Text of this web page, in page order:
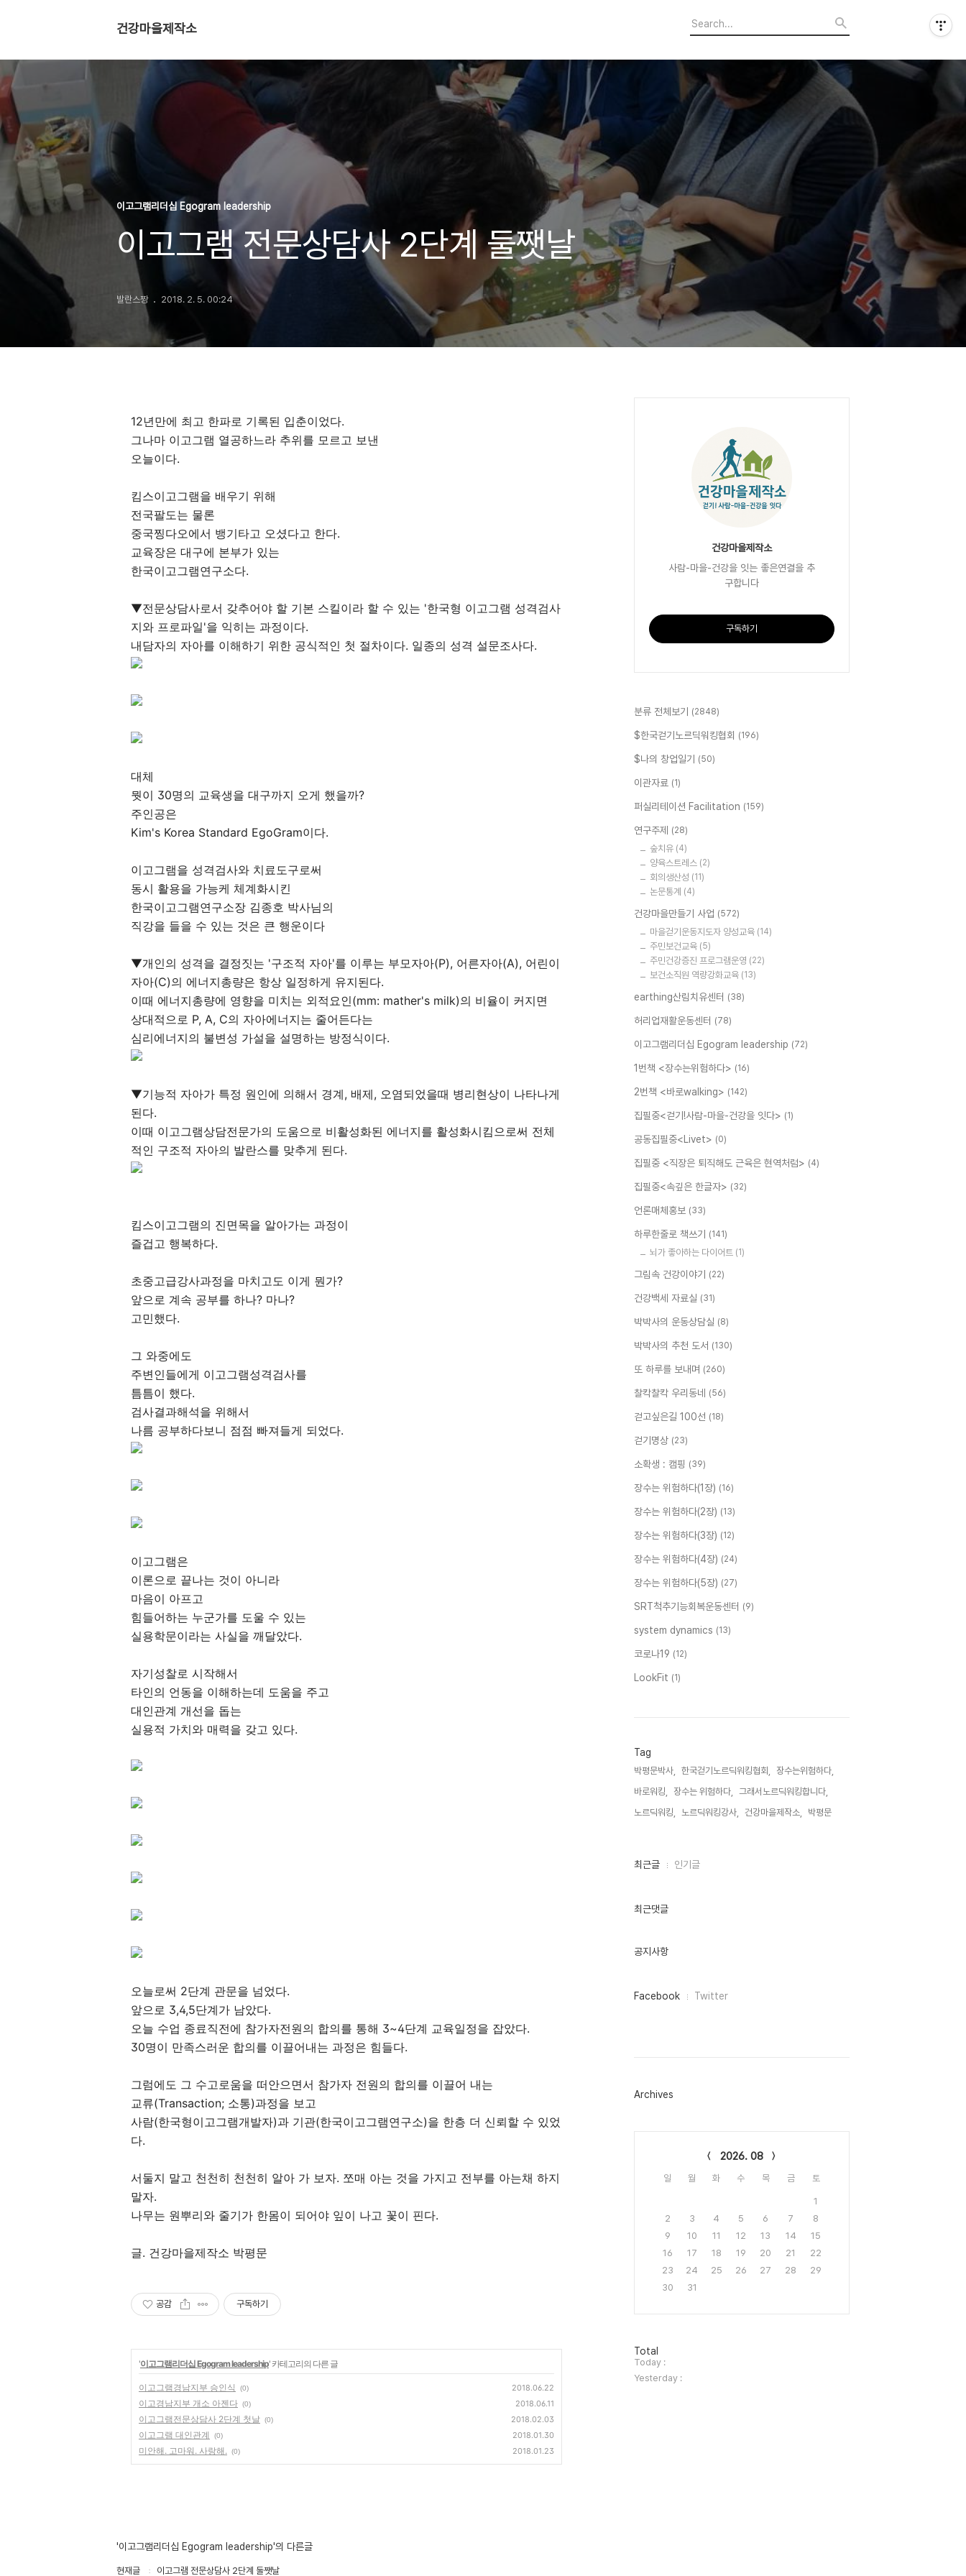
건강마을제작소
이고그램리더십 Egogram leadership
이고그램 전문상담사 2단계 둘쨋날
발란스짱 2018. 2. 5. 00:24
12년만에 최고 한파로 기록된 입춘이었다.
그나마 이고그램 열공하느라 추위를 모르고 보낸
오늘이다.
킴스이고그램을 배우기 위해
전국팔도는 물론
중국찡다오에서 뱅기타고 오셨다고 한다.
교육장은 대구에 본부가 있는
한국이고그램연구소다.
▼전문상담사로서 갖추어야 할 기본 스킬이라 할 수 있는 '한국형 이고그램 성격검사
지와 프로파일'을 익히는 과정이다.
내담자의 자아를 이해하기 위한 공식적인 첫 절차이다. 일종의 성격 설문조사다.
대체
뭣이 30명의 교육생을 대구까지 오게 했을까?
주인공은
Kim's Korea Standard EgoGram이다.
이고그램을 성격검사와 치료도구로써
동시 활용을 가능케 체계화시킨
한국이고그램연구소장 김종호 박사님의
직강을 들을 수 있는 것은 큰 행운이다
▼개인의 성격을 결정짓는 '구조적 자아'를 이루는 부모자아(P), 어른자아(A), 어린이
자아(C)의 에너지총량은 항상 일정하게 유지된다.
이때 에너지총량에 영향을 미치는 외적요인(mm: mather's milk)의 비율이 커지면
상대적으로 P, A, C의 자아에너지는 줄어든다는
심리에너지의 불변성 가설을 설명하는 방정식이다.
▼기능적 자아가 특정 원인에 의해서 경계, 배제, 오염되었을때 병리현상이 나타나게
된다.
이때 이고그램상담전문가의 도움으로 비활성화된 에너지를 활성화시킴으로써 전체
적인 구조적 자아의 발란스를 맞추게 된다.
킴스이고그램의 진면목을 알아가는 과정이
즐겁고 행복하다.
초중고급강사과정을 마치고도 이게 뭔가?
앞으로 계속 공부를 하나? 마나?
고민했다.
그 와중에도
주변인들에게 이고그램성격검사를
틈틈이 했다.
검사결과해석을 위해서
나름 공부하다보니 점점 빠져들게 되었다.
이고그램은
이론으로 끝나는 것이 아니라
마음이 아프고
힘들어하는 누군가를 도울 수 있는
실용학문이라는 사실을 깨달았다.
자기성찰로 시작해서
타인의 언동을 이해하는데 도움을 주고
대인관계 개선을 돕는
실용적 가치와 매력을 갖고 있다.
오늘로써 2단계 관문을 넘었다.
앞으로 3,4,5단계가 남았다.
오늘 수업 종료직전에 참가자전원의 합의를 통해 3~4단계 교육일정을 잡았다.
30명이 만족스러운 합의를 이끌어내는 과정은 힘들다.
그럼에도 그 수고로움을 떠안으면서 참가자 전원의 합의를 이끌어 내는
교류(Transaction; 소통)과정을 보고
사람(한국형이고그램개발자)과 기관(한국이고그램연구소)을 한층 더 신뢰할 수 있었
다.
서둘지 말고 천천히 천천히 알아 가 보자. 쪼매 아는 것을 가지고 전부를 아는채 하지
말자.
나무는 원뿌리와 줄기가 한몸이 되어야 잎이 나고 꽃이 핀다.
글. 건강마을제작소 박평문
공감 구독하기
'이고그램리더십 Egogram leadership' 카테고리의 다른 글
이고그램경남지부 승인식 (0) 2018.06.22
이고경남지부 개소 아젠다 (0) 2018.06.11
이고그램전문상담사 2단계 첫날 (0) 2018.02.03
이고그램 대인관계 (0) 2018.01.30
미안해. 고마워. 사랑해. (0) 2018.01.23
'이고그램리더십 Egogram leadership'의 다른글
현재글 이고그램 전문상담사 2단계 둘쨋날
건강마을제작소
사람-마을-건강을 잇는 좋은연결을 추
구합니다
구독하기
분류 전체보기 (2848)
$한국걷기노르딕워킹협회 (196)
$나의 창업일기 (50)
이관자료 (1)
퍼실리테이션 Facilitation (159)
연구주제 (28)
숲치유 (4)
양육스트레스 (2)
회의생산성 (11)
논문통계 (4)
건강마을만들기 사업 (572)
마을걷기운동지도자 양성교육 (14)
주민보건교육 (5)
주민건강증진 프로그램운영 (22)
보건소직원 역량강화교육 (13)
earthing산림치유센터 (38)
허리업재활운동센터 (78)
이고그램리더십 Egogram leadership (72)
1번책 <장수는위험하다> (16)
2번책 <바로walking> (142)
집필중<걷기!사람-마을-건강을 잇다> (1)
공동집필중<Livet> (0)
집필중 <직장은 퇴직해도 근육은 현역처럼> (4)
집필중<속깊은 한글자> (32)
언론매체홍보 (33)
하루한줄로 책쓰기 (141)
뇌가 좋아하는 다이어트 (1)
그림속 건강이야기 (22)
건강백세 자료실 (31)
박박사의 운동상담실 (8)
박박사의 추천 도서 (130)
또 하루를 보내며 (260)
찰칵찰칵 우리동네 (56)
걷고싶은길 100선 (18)
걷기명상 (23)
소확생 : 캠핑 (39)
장수는 위험하다(1장) (16)
장수는 위험하다(2장) (13)
장수는 위험하다(3장) (12)
장수는 위험하다(4장) (24)
장수는 위험하다(5장) (27)
SRT척추기능회복운동센터 (9)
system dynamics (13)
코로나19 (12)
LookFit (1)
Tag
박평문박사, 한국걷기노르딕워킹협회,
장수는위험하다,
바로워킹,
장수는 위험하다,
그래서노르딕워킹합니다,
노르딕워킹,
노르딕워킹강사, 건강마을제작소, 박평문,
최
인
최근글 인기글
최근댓글
공지사항
페
그
Facebook Twitter
Archives
2026. 08
일 월 화 수 목 금 토
1
2
3 4 5 6 7
8
9
10 11 12 13 14
15
16
17 18 19 20 21
22
23
24 25 26 27 28
29
30
31
방
문
자
수
Total
Today :
Yesterday :